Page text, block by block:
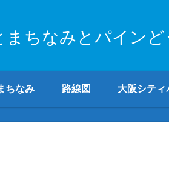
まちなみとパインど
ちなみ 路線図 大阪シティ